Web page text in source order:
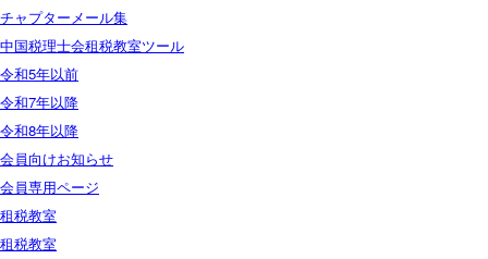
チャプターメール集
中国税理士会租税教室ツール
令和5年以前
令和7年以降
令和8年以降
会員向けお知らせ
会員専用ページ
租税教室
租税教室